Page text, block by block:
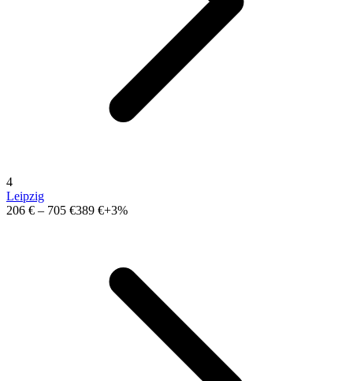
4
Leipzig
206 € – 705 €389 €+3%